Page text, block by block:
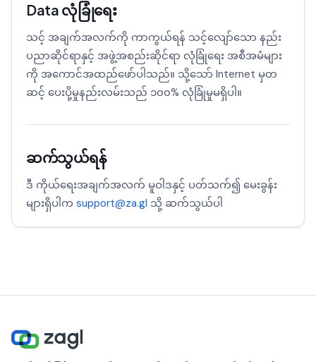
Data လုံခြုံရေး
သင့် အချက်အလက်ကို ကာကွယ်ရန် သင့်လျော်သော နည်း
ပညာဆိုင်ရာနှင့် အဖွဲ့အစည်းဆိုင်ရာ လုံခြုံရေး အစီအမံများ
ကို အကောင်အထည်ဖော်ပါသည်။ သို့သော် Internet မှတ
ဆင့် ပေးပို့မှုနည်းလမ်းသည် ၁၀၀% လုံခြုံမှုမရှိပါ။
ဆက်သွယ်ရန်
ဒီ ကိုယ်ရေးအချက်အလက် မူဝါဒနှင့် ပတ်သက်၍ မေးခွန်း
များရှိပါက support@za.gl သို့ ဆက်သွယ်ပါ